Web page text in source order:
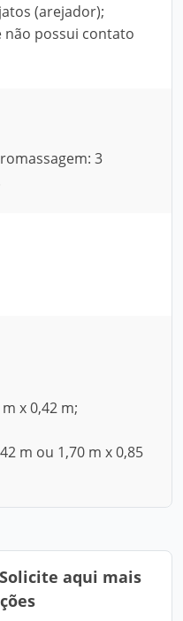
(arejador);
possui contato
3
x 0,42 m;
m ou 1,70 m x 0,85
aqui mais